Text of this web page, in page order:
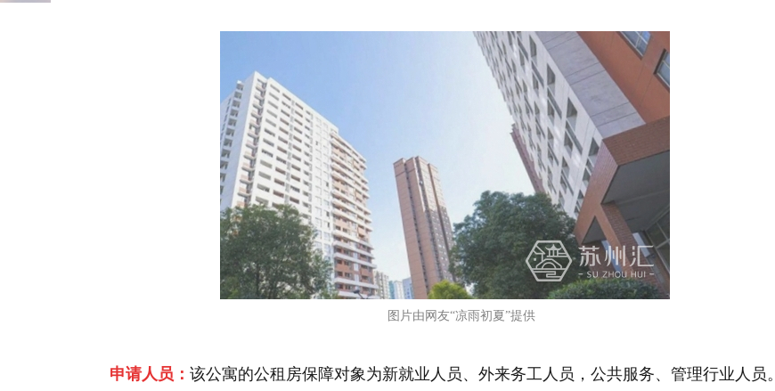
图片由网友“凉雨初夏”提供
申请人员： 该公寓的公租房保障对象为新就业人员、外来务工人员，公共服务、管理行业人员。